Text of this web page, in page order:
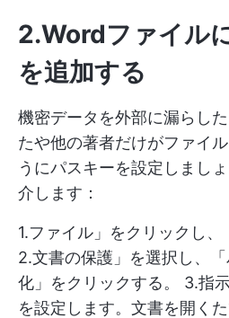
2.Wordファイル
を追加する
機密データを外部に漏らし
たや他の著者だけがファイ
うにパスキーを設定しまし
介します：
1.ファイル」をクリックし、
2.文書の保護」を選択し、
化」をクリックする。 3.指
を設定します。文書を開く